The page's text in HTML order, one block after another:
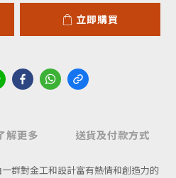
立即購買
解更多 送貨及付款方式
群對金工和設計富有熱情和創造力的